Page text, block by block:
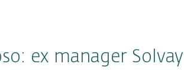
ex manager